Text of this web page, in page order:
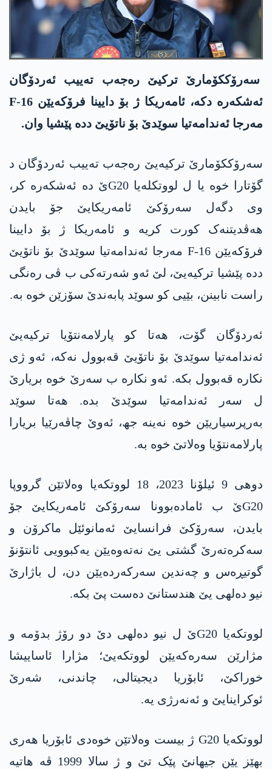
سەرۆککۆمارێ ترکیێ رەجەب تەییب ئەردۆگان
ئەشکەرە دکە، ئامەریکا ژ بۆ دایینا فرۆکەیێن F-16
مەرجا ئەندامەتیا سوێدێ بۆ ناتۆیێ ددە پێشیا وان.
سەرۆککۆمارێ ترکیەیێ رەجەب تەییب ئەردۆگان د
گۆتارا خوە یا ل لووتکلەیا G20ێ دە ئەشکەرە کر،
وی دگەل سەرۆکێ ئامەریکایێ جۆ بایدن
ھەڤدیتنەک کورت کریە و ئامەریکا ژ بۆ دایینا
فرۆکەیێن F-16 مەرجا ئەندامەتیا سوێدێ بۆ ناتۆیێ
ددە پێشیا ترکیەیێ، لێ ئەو شەرتەکی ب ڤی رەنگی
راست نابینن، بێیی کو سوێد پابەندێ سۆزێن خوە بە.
ئەردۆگان گۆت، ھەتا کو پارلامەنتۆیا ترکیەیێ
ئەندامەتیا سوێدێ بۆ ناتۆیێ قەبوول نەکە، ئەو ژی
نکارە قەبوول بکە. ئەو نکارە ب سەرێ خوە بریارێ
ل سەر ئەندامەتیا سوێدێ بدە. ھەتا سوێد
بەرپرسیاریێن خوە نەینە جھ، ئەوێ چاڤەرێیا بریارا
پارلامەنتۆیا وەلاتێ خوە بە.
دوھی 9 ئیلۆنا 2023، 18 لووتکەیا وەلاتێن گرووپا
G20ێ ب ئامادەبوونا سەرۆکێ ئامەریکایێ جۆ
بایدن، سەرۆکێ فرانسایێ ئەمانوئێل ماکرۆن و
سەکرەتەرێ گشتی یێ نەتەوەیێن یەکبوویی ئانتۆنۆ
گوتیڕەس و چەندین سەرکەردەیێن دن، ل باژارێ
نیو دەلھی یێ ھندستانێ دەست پێ بکە.
لووتکەیا G20ێ ل نیو دەلھی دێ دو رۆژ بدۆمە و
مژارێن سەرەکەیێن لووتکەیێ؛ مژارا ئاساییشا
خوراکێ، ئابۆریا دیجیتالی، چاندنی، شەرێ
ئوکراینایێ و ئەنەرژی یە.
لووتکەیا G20 ژ بیست وەلاتێن خوەدی ئابۆریا ھەری
بھێز یێن جیھانێ پێک تێ و ژ سالا 1999 ڤە ھاتیە